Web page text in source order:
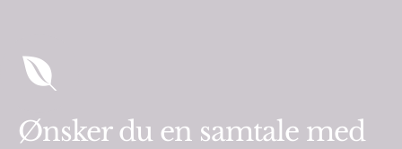
Ønsker du en samtale med